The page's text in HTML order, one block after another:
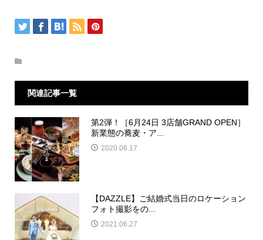
関連記事一覧
第2弾！［6月24日 3店舗GRAND OPEN］
新業態の蕎麦・ア...
2020.06.17
【DAZZLE】ご結婚式当日のロケーション
フォト撮影をの...
2021.06.27